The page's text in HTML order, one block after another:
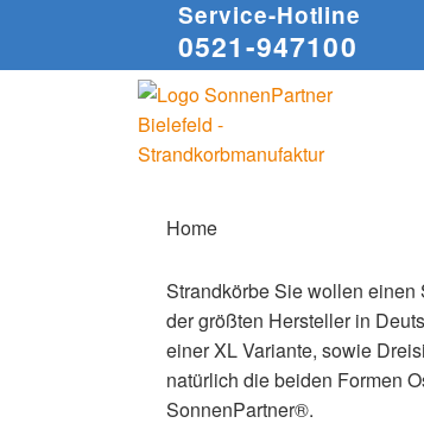
Service-Hotline
0521-947100
Zur
Navigation
springen
Zum
Inhalt
springen
Home
StrandkörbeSie wollen einen
der größten Hersteller in
einer XL Variante, sowie
natürlich die beiden Formen
SonnenPartner®.